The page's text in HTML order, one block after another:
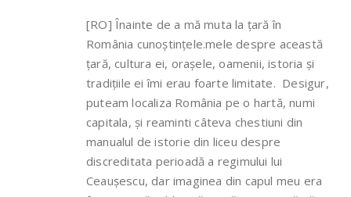
[RO] Înainte de a mă muta la țară în
România cunoștințele.mele despre această
țară, cultura ei, orașele, oamenii, istoria și
tradițiile ei îmi erau foarte limitate. Desigur,
puteam localiza România pe o hartă, numi
capitala, și reaminti câteva chestiuni din
manualul de istorie din liceu despre
discreditata perioadă a regimului lui
Ceaușescu, dar imaginea din capul meu era